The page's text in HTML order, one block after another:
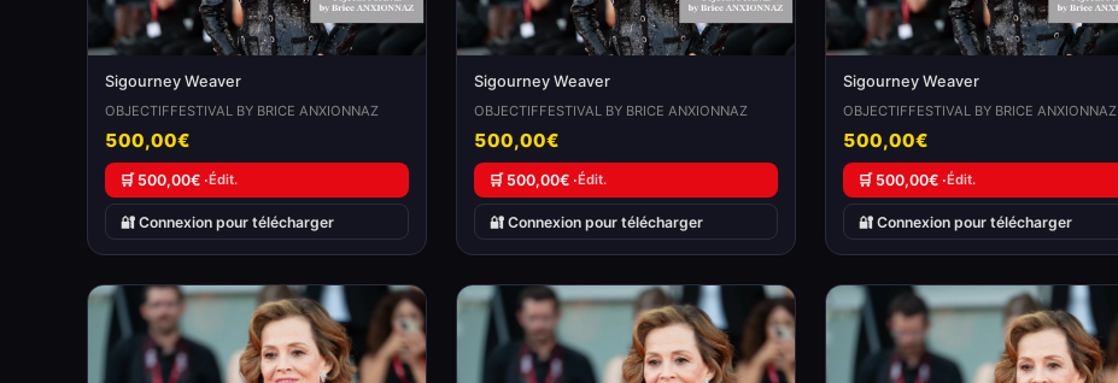
Sigourney Weaver
OBJECTIFFESTIVAL BY BRICE ANXIONNAZ
500,00€
🛒 500,00€ ·Édit.
🔐 Connexion pour télécharger
Sigourney Weaver
OBJECTIFFESTIVAL BY BRICE ANXIONNAZ
500,00€
🛒 500,00€ ·Édit.
🔐 Connexion pour télécharger
Sigourney Weaver
OBJECTIFFESTIVAL BY BRICE ANXIONNAZ
500,00€
🛒 500,00€ ·Édit.
🔐 Connexion pour télécharger